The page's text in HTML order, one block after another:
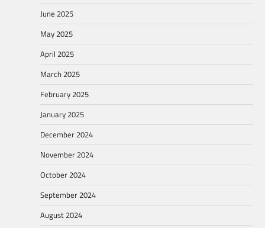
June 2025
May 2025
April 2025
March 2025
February 2025
January 2025
December 2024
November 2024
October 2024
September 2024
August 2024